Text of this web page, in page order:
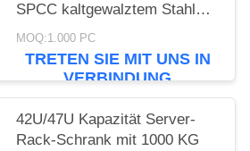
SPCC kaltgewalztem Stahl
und hochdicht belüfteten
Türen für Rechenzentren
MOQ:1.000 PC
TRETEN SIE MIT UNS IN
VERBINDUNG
42U/47U Kapazität Server-
Rack-Schrank mit 1000 KG